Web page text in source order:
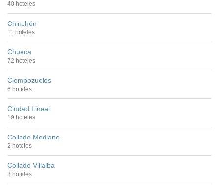
40 hoteles
Chinchón
11 hoteles
Chueca
72 hoteles
Ciempozuelos
6 hoteles
Ciudad Lineal
19 hoteles
Collado Mediano
2 hoteles
Collado Villalba
3 hoteles